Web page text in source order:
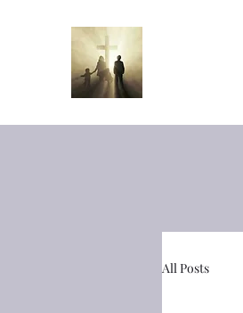
All Posts